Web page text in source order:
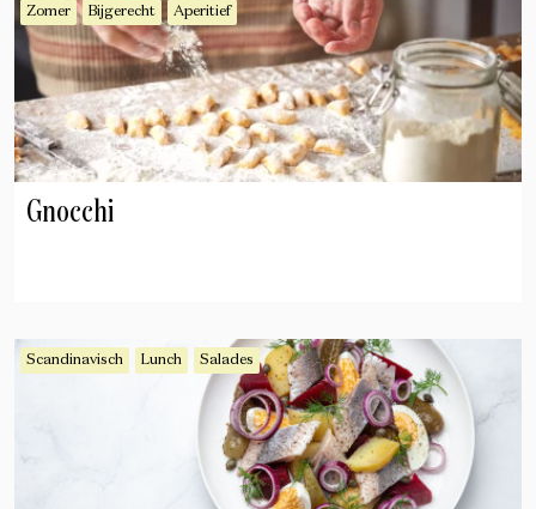
Zomer Bijgerecht Aperitief
Gnocchi
Scandinavisch Lunch Salades